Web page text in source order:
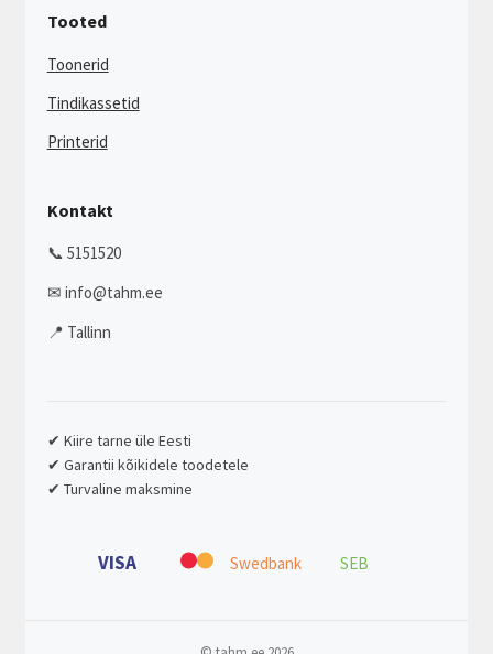
Tooted
Toonerid
Tindikassetid
Printerid
Kontakt
📞 5151520
✉ info@tahm.ee
📍 Tallinn
✔ Kiire tarne üle Eesti
✔ Garantii kõikidele toodetele
✔ Turvaline maksmine
VISA Swedbank SEB